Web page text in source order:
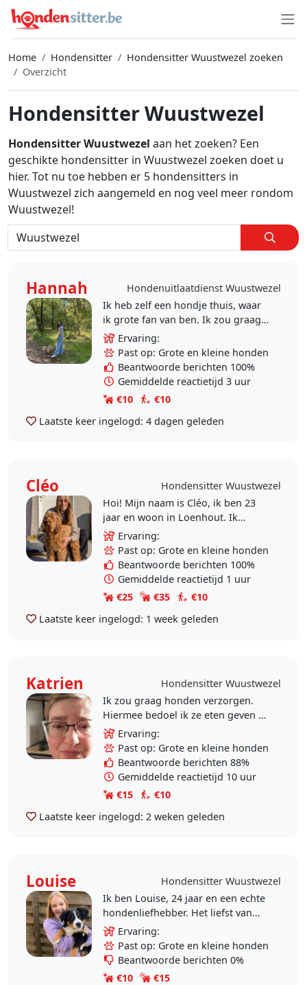
Home Hondensitter
Hondensitter Wuustwezel zoeken
Overzicht
Hondensitter Wuustwezel
Hondensitter Wuustwezel aan het zoeken? Een
geschikte hondensitter in Wuustwezel zoeken doet u
hier. Tot nu toe hebben er 5 hondensitters in
Wuustwezel zich aangemeld en nog veel meer rondom
Wuustwezel!
Hannah
Hondenuitlaatdienst Wuustwezel
Ik heb zelf een hondje thuis, waar
ik grote fan van ben. Ik zou graag
ook voor uw viervoeter zorgen als
jullie dit eventjes niet kunnen.
Thuis hebben..
Ervaring:
Past op: Grote en kleine honden
Beantwoorde berichten 100%
Gemiddelde reactietijd 3 uur
€10
€10
Laatste keer ingelogd: 4 dagen geleden
Cléo
Hondensitter Wuustwezel
Hoi! Mijn naam is Cléo, ik ben 23
jaar en woon in Loenhout. Ik
studeer diergeneeskunde in Gent
en zit nu in mijn 5de jaar. Ik heb
ondertussen al..
Ervaring:
Past op: Grote en kleine honden
Beantwoorde berichten 100%
Gemiddelde reactietijd 1 uur
€25
€35
€10
Laatste keer ingelogd: 1 week geleden
Katrien
Hondensitter Wuustwezel
Ik zou graag honden verzorgen.
Hiermee bedoel ik ze eten geven en
ermee gaan wandelen. Omdat ik
graag wandel en graag in de
buitenlucht ben. Dus voor..
Ervaring:
Past op: Grote en kleine honden
Beantwoorde berichten 88%
Gemiddelde reactietijd 10 uur
€15
€10
Laatste keer ingelogd: 2 weken geleden
Louise
Hondensitter Wuustwezel
Ik ben Louise, 24 jaar en een echte
hondenliefhebber. Het liefst van
alles ben ik bezig met honden. Zelf
heb ik een lieve
Bernersennenhond, Bailey!..
Ervaring:
Past op: Grote en kleine honden
Beantwoorde berichten 0%
€10
€15